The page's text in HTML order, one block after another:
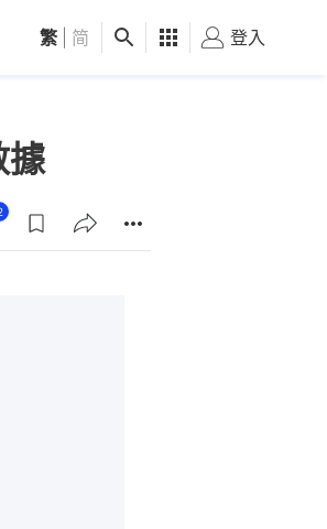
觀點 健康 好食玩飛
繁 简 登入
據